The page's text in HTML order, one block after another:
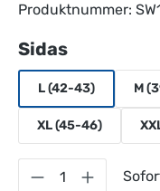
Produktnummer:
Sidasauswählen
L (42-43) M
XL (45-46)
Produkt